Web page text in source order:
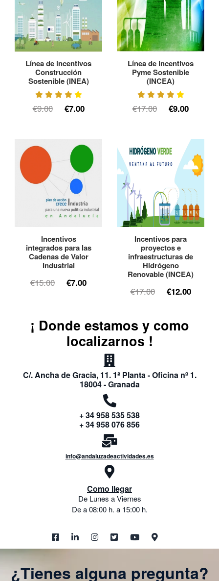
Línea de incentivos
Construcción
Sostenible (INEA)
€9.00 €7.00
Línea de incentivos
Pyme Sostenible
(INCEA)
€17.00 €9.00
Incentivos
integrados para las
Cadenas de Valor
Industrial
€15.00 €7.00
Incentivos para
proyectos e
infraestructuras de
Hidrógeno
Renovable (INCEA)
€17.00 €12.00
¡ Donde estamos y como
localizarnos !
C/. Ancha de Gracia, 11. 1ª Planta - Oficina nº 1.
18004 - Granada
+ 34 958 535 538
+ 34 958 076 856
info@andaluzadeactividades.es
Como llegar
De Lunes a Viernes
De a 08:00 h. a 15:00 h.
¿Tienes alguna pregunta?